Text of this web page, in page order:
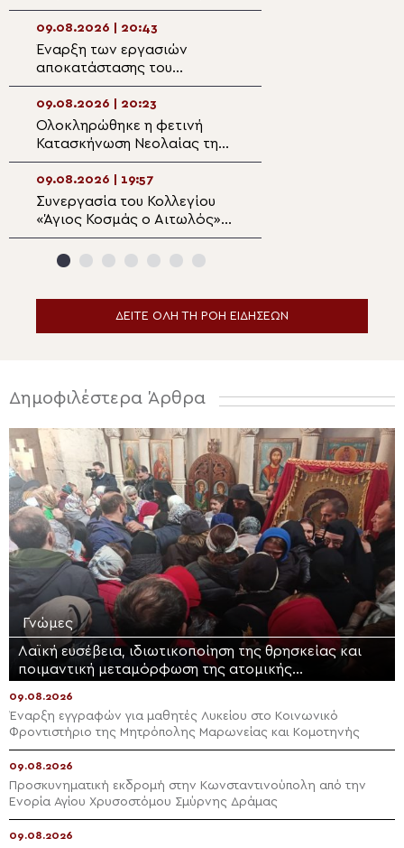
την Ενορία Αγίου
Χρυσοστόμου Σμύρνης
Δράμας
09.08.2026 | 20:43
Έναρξη των εργασιών
αποκατάστασης του
ιστορικού κτηρίου της
Κωνσταντίου Σχολής
Καλαμπάκας
09.08.2026 | 20:23
Ολοκληρώθηκε η φετινή
Κατασκήνωση Νεολαίας της
Μητρόπολης Άκκρας : «Ο
Γάμος ως Ορθόδοξο
Μυστήριο»
09.08.2026 | 19:57
Συνεργασία του Κολλεγίου
«Άγιος Κοσμάς ο Αιτωλός»
με το Πρόγραμμα Ελληνικών
Σπουδών του Πανεπιστημίου
ΔΕΙΤΕ ΟΛΗ ΤΗ ΡΟΗ ΕΙΔΗΣΕΩΝ
Δημοφιλέστερα Άρθρα
Γνώμες
Λαϊκή ευσέβεια, ιδιωτικοποίηση της θρησκείας και
ποιμαντική μεταμόρφωση της ατομικής
09.08.2026
Έναρξη εγγραφών για μαθητές Λυκείου στο Κοινωνικό
Φροντιστήριο της Μητρόπολης Μαρωνείας και Κομοτηνής
09.08.2026
Προσκυνηματική εκδρομή στην Κωνσταντινούπολη από την
Ενορία Αγίου Χρυσοστόμου Σμύρνης Δράμας
09.08.2026